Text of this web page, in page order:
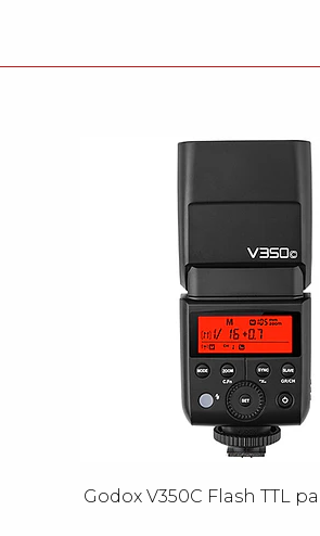
Godox V350C Flash TTL